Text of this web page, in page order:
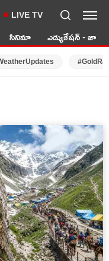
LIVE TV
సినిమా ఎడ్యుకేషన్ - జాబ్స్